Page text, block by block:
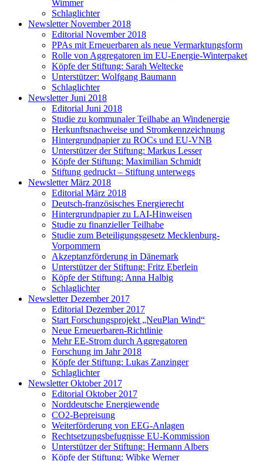
Wimmer
Schlaglichter
Newsletter November 2018
Editorial November 2018
PPAs mit Erneuerbaren als neue Vermarktungsform
Rolle von Aggregatoren im EU-Energie-Winterpaket
Köpfe der Stiftung: Sarah Weltecke
Unterstützer: Wolfgang Baumann
Schlaglichter
Newsletter Juni 2018
Editorial Juni 2018
Studie zu kommunaler Teilhabe an Windenergie
Herkunftsnachweise und Stromkennzeichnung
Hintergrundpapier zu ROCs und EU-VNB
Unterstützer der Stiftung: Markus Lesser
Köpfe der Stiftung: Maximilian Schmidt
Stiftung gedruckt – Stiftung unterwegs
Newsletter März 2018
Editorial März 2018
Deutsch-französisches Energierecht
Hintergrundpapier zu LAI-Hinweisen
Studie zu finanzieller Teilhabe
Studie zum Beteiligungsgesetz Mecklenburg-
Vorpommern
Akzeptanzförderung in Dänemark
Unterstützer der Stiftung: Fritz Eberlein
Köpfe der Stiftung: Anna Halbig
Schlaglichter
Newsletter Dezember 2017
Editorial Dezember 2017
Start Forschungsprojekt „NeuPlan Wind“
Neue Erneuerbaren-Richtlinie
Mehr EE-Strom durch Aggregatoren
Forschung im Jahr 2018
Köpfe der Stiftung: Lukas Zanzinger
Schlaglichter
Newsletter Oktober 2017
Editorial Oktober 2017
Norddeutsche Energiewende
CO2-Bepreisung
Weiterförderung von EEG-Anlagen
Rechtsetzungsbefugnisse EU-Kommission
Unterstützer der Stiftung: Hermann Albers
Köpfe der Stiftung: Wibke Werner